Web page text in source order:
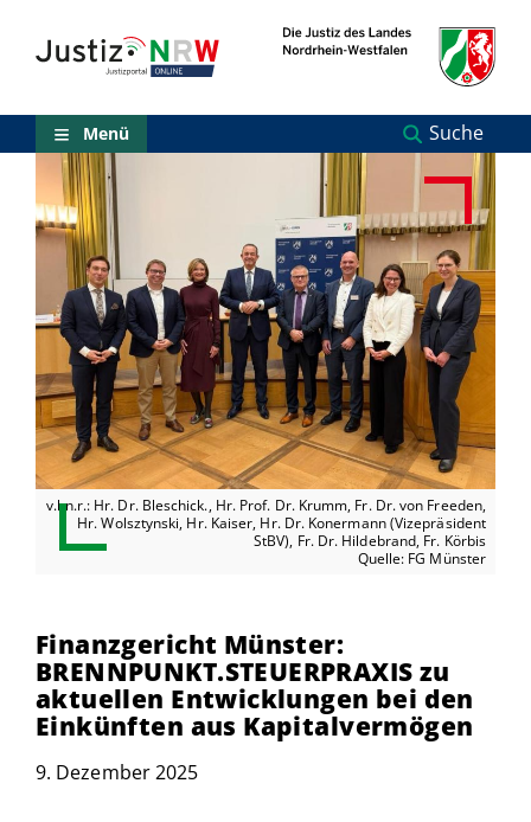
Inhalt
(Sprungmarken)
Menü
Zur
Suche
Zur
NRW-
Entscheidungssuche
Zur
Hauptnavigation
Zum
aktuellen
Inhalt
Zu
ausgewählten
Links
zu
einzelnen
Seiten
Menü Suche
v.l.n.r.: Hr. Dr. Bleschick., Hr. Prof. Dr. Krumm, Fr. Dr. von Freeden,
Hr. Wolsztynski, Hr. Kaiser, Hr. Dr. Konermann (Vizepräsident
StBV), Fr. Dr. Hildebrand, Fr. Körbis
Quelle: FG Münster
Finanzgericht Münster:
BRENNPUNKT.STEUERPRAXIS zu
aktuellen Entwicklungen bei den
Einkünften aus Kapitalvermögen
9. Dezember 2025